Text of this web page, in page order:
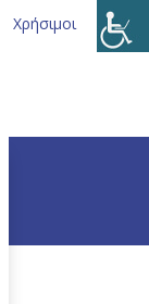
Χρήσιμοι